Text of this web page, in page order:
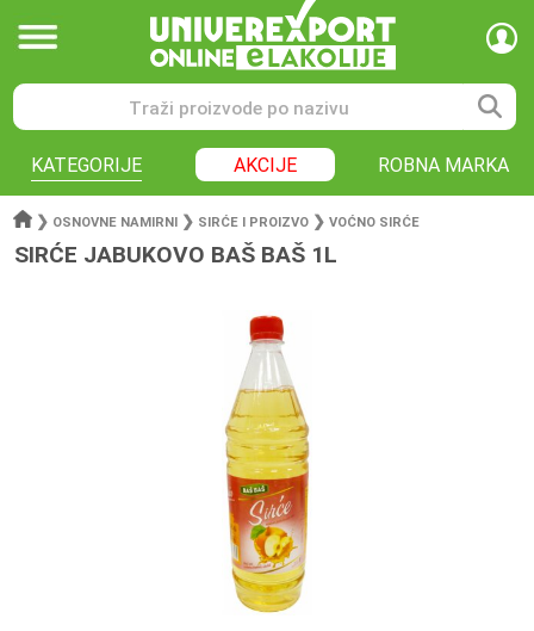
KATEGORIJE AKCIJE ROBNA MARKA
❯ OSNOVNE NAMIRNI ❯ SIRĆE I PROIZVO ❯ VOĆNO SIRĆE
SIRĆE JABUKOVO BAŠ BAŠ 1L